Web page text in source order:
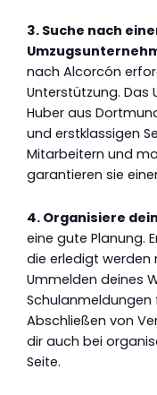
3. Suche nach
nach Alcorcón
Unterstützung. Das
Huber aus
und erstklassigen
Mitarbeitern und
garantieren sie
4. Organisiere
eine gute Planung.
die erledigt werden
Ummelden deines
Schulanmeldungen
Abschließen von
dir auch bei
Seite.